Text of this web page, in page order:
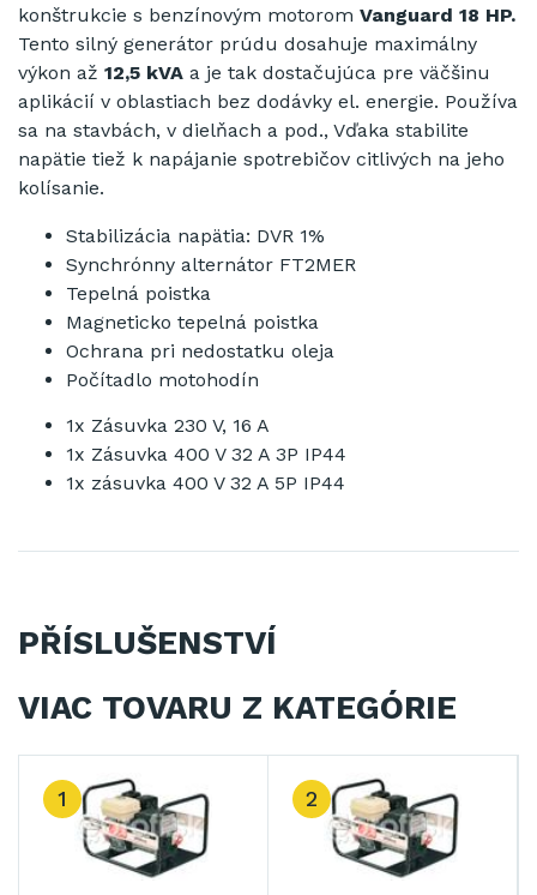
konštrukcie s benzínovým motorom Vanguard 18 HP.
Tento silný generátor prúdu dosahuje maximálny
výkon až 12,5 kVA a je tak dostačujúca pre väčšinu
aplikácií v oblastiach bez dodávky el. energie. Používa
sa na stavbách, v dielňach a pod., Vďaka stabilite
napätie tiež k napájanie spotrebičov citlivých na jeho
kolísanie.
Stabilizácia napätia: DVR 1%
Synchrónny alternátor FT2MER
Tepelná poistka
Magneticko tepelná poistka
Ochrana pri nedostatku oleja
Počítadlo motohodín
1x Zásuvka 230 V, 16 A
1x Zásuvka 400 V32 A 3P IP44
1x zásuvka 400 V 32 A 5P IP44
PŘÍSLUŠENSTVÍ
VIAC TOVARU Z KATEGÓRIE